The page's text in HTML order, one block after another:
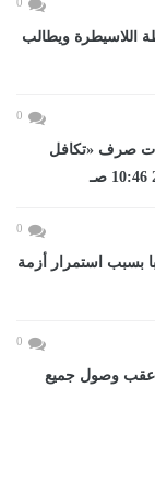
اللاسيطرة ويطالب
0
وآليات صرف «تكافل
0
بسبب استمرار أزمة
0
عقب وصول جميع